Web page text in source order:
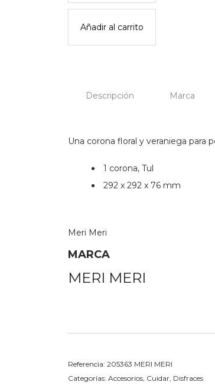
liberty
meriAñadir al carrito
Descripción Marca
Una corona floral y veraniega para
1 corona, Tul
292 x 292 x 76 mm
Meri Meri
MARCA
MERI MERI
Referencia: 205363 MERI MERI
Categorías: Accesorios Cuidar Disfraces